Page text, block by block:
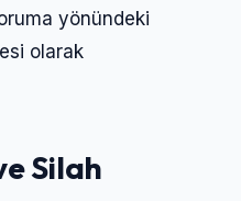
yönündeki
olarak
Silah